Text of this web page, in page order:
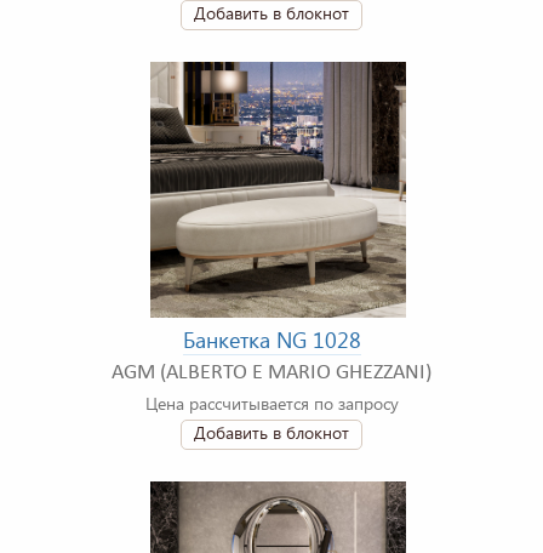
Добавить в блокнот
Банкетка NG 1028
AGM (ALBERTO E MARIO GHEZZANI)
Цена рассчитывается по запросу
Добавить в блокнот